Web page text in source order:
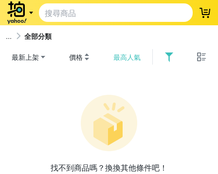
登
全部分類
最新上架 價格 最高人氣
找不到商品嗎？換換其他條件吧！